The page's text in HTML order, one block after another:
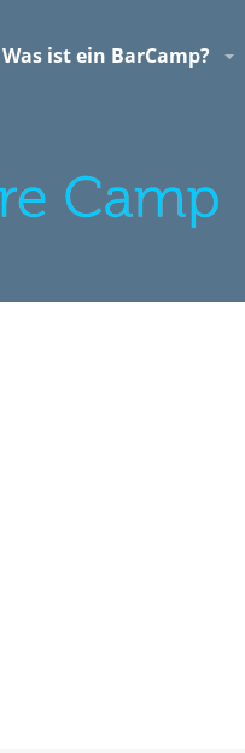
Was ist ein BarCamp?